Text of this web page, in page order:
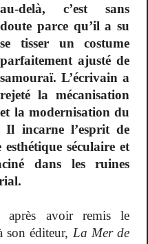
au-delà, c’est sans
doute parce qu’il a su
se tisser un costume
parfaitement ajusté de
samouraï. L’écrivain a
rejeté la mécanisation
et la modernisation du
incarne l’esprit de
séculaire et
dans les ruines
avoir remis le
son éditeur, La Mer de